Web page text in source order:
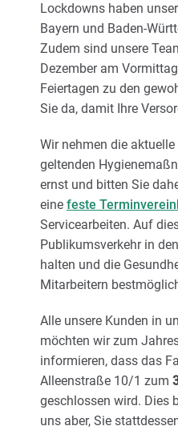
Lockdowns haben
Bayern und Baden-
Zudem sind unsere
Dezember am
Feiertagen zu den
Sie da, damit Ihre
Wir nehmen die
geltenden
ernst und bitten Sie
eine feste
Servicearbeiten. Auf
Publikumsverkehr in
halten und die
Mitarbeitern
Alle unsere Kunden in
möchten wir zum
informieren, dass das
Alleenstraße 10/1 zum
geschlossen wird. Dies
uns aber, Sie